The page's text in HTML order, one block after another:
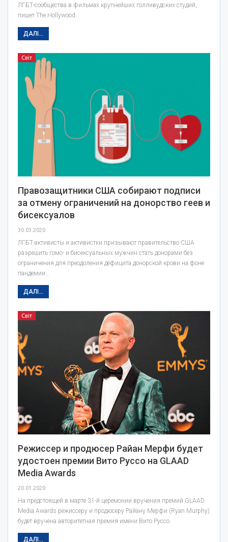
ЛГБТ-сообщества в фильмах крупнейших голливудских студий,
пишет The Hollywood…
ДАЛІ...
Світ
Правозащитники США собирают подписи
за отмену ограничений на донорство геев и
бисексуалов
30.03.2020
ЛГБТ-активисты и активистки призывают правительство США
разрешить гомо- и бисексуальных мужчин стать донорами без
ограничения для преодоления дефицита донорской крови на фоне
пандемии…
ДАЛІ...
Світ
Режиссер и продюсер Райан Мерфи будет
удостоен премии Вито Руссо на GLAAD
Media Awards
20.01.2020
На предстоящей в марте 31-й церемонии вручения премий GLAAD
Media Awards режиссеру и продюсеру Райану Мерфи (Ryan Murphy)
будет вручена авторитетная премия имени Вито Руссо.
ДАЛІ...